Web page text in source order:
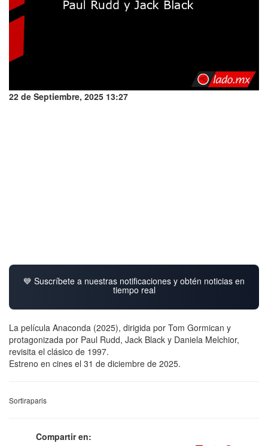
22 de Septiembre, 2025 13:27
💙 Suscríbete a nuestras notificaciones y obtén noticias en
tiempo real
La película Anaconda (2025), dirigida por Tom Gormican y
protagonizada por Paul Rudd, Jack Black y Daniela Melchior,
revisita el clásico de 1997.
Estreno en cines el 31 de diciembre de 2025.
Sortiraparis
Compartir en: